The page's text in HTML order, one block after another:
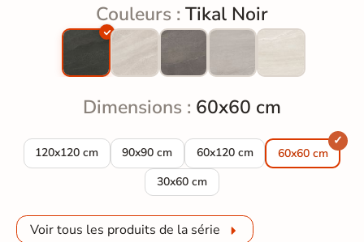
Couleurs : Tikal Noir
Dimensions : 60x60 cm
120x120 cm
Carrelage sol effet pierre Tikal Noir 120x120 cm
90x90 cm
Carrelage sol effet pierre Tikal Noir 90x90 cm
60x120 cm
Carrelage sol effet pierre Tikal
60x60 cm
30x60 cm
Carrelage sol effet pierre Tikal Noir
Voir tous les produits de la série